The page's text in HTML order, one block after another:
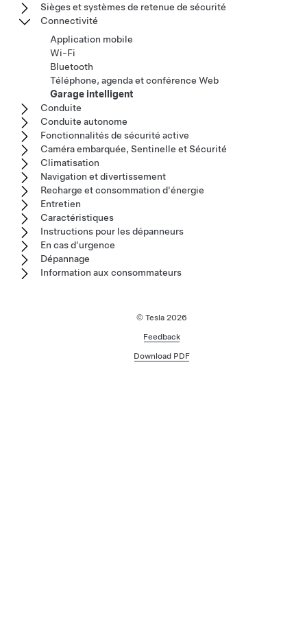
Sièges et systèmes de retenue de sécurité
Connectivité
Application mobile
Wi-Fi
Bluetooth
Téléphone, agenda et conférence Web
Garage intelligent
Conduite
Conduite autonome
Fonctionnalités de sécurité active
Caméra embarquée, Sentinelle et Sécurité
Climatisation
Navigation et divertissement
Recharge et consommation d'énergie
Entretien
Caractéristiques
Instructions pour les dépanneurs
En cas d'urgence
Dépannage
Information aux consommateurs
© Tesla 2026
Feedback
Download PDF